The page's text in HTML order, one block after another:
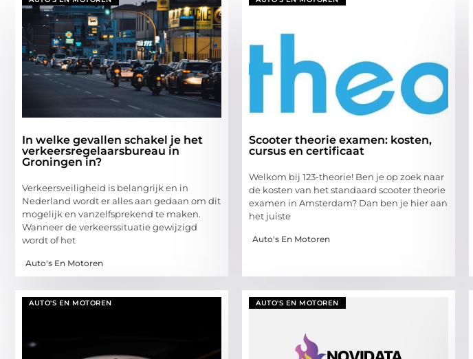
In welke gevallen schakel je het
verkeersregelaarsbureau in
Groningen in?
Verkeersveiligheid is belangrijk en in
Nederland wordt er alles aan gedaan om dit
mogelijk en vanzelfsprekend te maken.
Wanneer de verkeerssituatie gewijzigd
wordt of het
Auto's En Motoren
Scooter theorie examen: kosten,
cursus en certificaat
Welkom bij 123-theorie! Ben je op zoek naar
de kosten van het standaard scooter theorie
examen in Amsterdam? Dan ben je hier aan
het juiste
Auto's En Motoren
AUTO'S EN MOTOREN AUTO'S EN MOTOREN